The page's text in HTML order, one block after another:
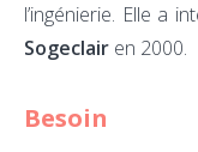
l’ingénierie. Elle a
Sogeclair en 2000.
Besoin